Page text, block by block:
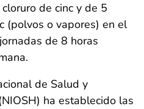
de cinc y de 5
(polvos o vapores) en el
de 8 horas
de Salud y
ha establecido las